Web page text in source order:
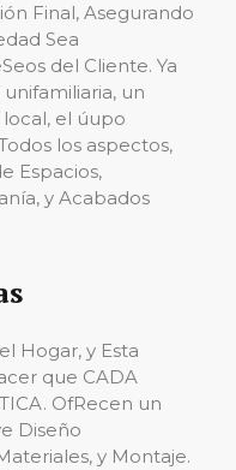
Final, Asegurando
Sea
del Cliente. Ya
un
el úupo
los aspectos,
Espacios,
y Acabados
Hogar, y Esta
que CADA
OfRecen un
Diseño
y Montaje.